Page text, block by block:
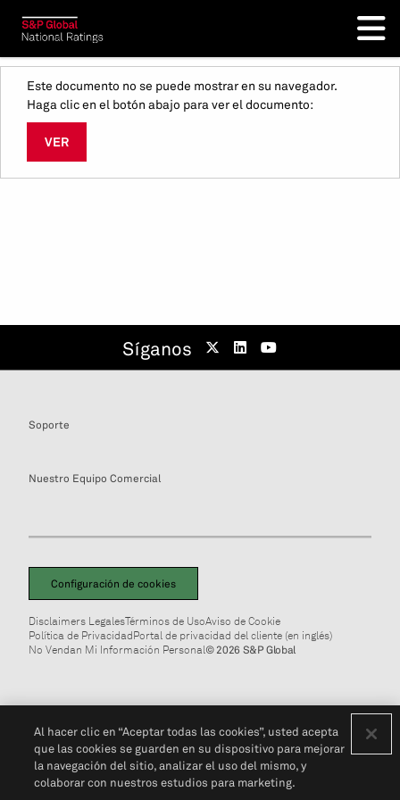
Este documento no se puede mostrar en su navegador.
Haga clic en el botón abajo para ver el documento:
VER
Síganos
Soporte
Nuestro Equipo Comercial
Configuración de cookies
Disclaimers LegalesTérminos de UsoAviso de Cookie
Política de PrivacidadPortal de privacidad del cliente (en inglés)
No Vendan Mi Información Personal© 2026 S&P Global
Al hacer clic en “Aceptar todas las cookies”, usted acepta
que las cookies se guarden en su dispositivo para mejorar
la navegación del sitio, analizar el uso del mismo, y
colaborar con nuestros estudios para marketing.